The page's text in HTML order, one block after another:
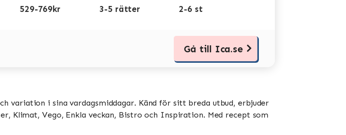
529-769kr 3-5 rätter 2-6 st
Gå till Ica.se
variation i sina vardagsmiddagar. Känd för sitt breda utbud, erbjuder
Klimat, Vego, Enkla veckan, Bistro och Inspiration​​​​. Med recept som